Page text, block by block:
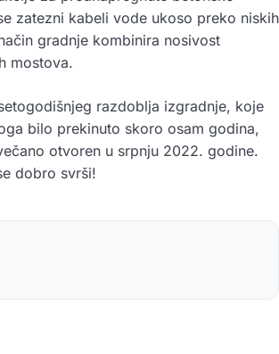
zatezni kabeli vode ukoso preko niskih
gradnje kombinira nosivost
mostova.
razdoblja izgradnje, koje
bilo prekinuto skoro osam godina,
otvoren u srpnju 2022. godine.
dobro svrši!